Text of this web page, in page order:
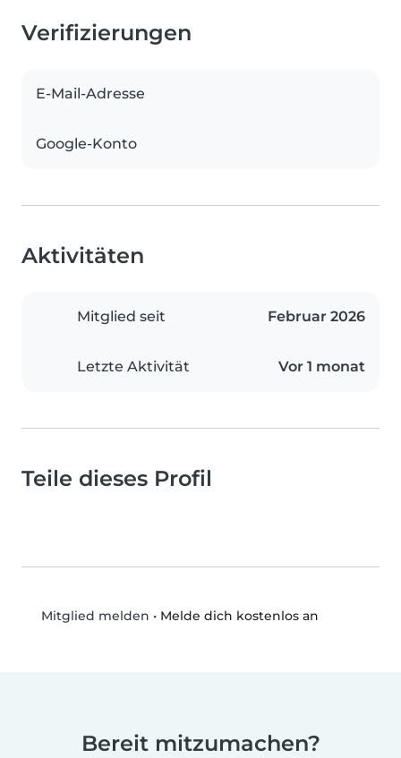
Verifizierungen
E-Mail-Adresse
Google-Konto
Aktivitäten
Mitglied seit Februar 2026
Letzte Aktivität Vor 1 monat
Teile dieses Profil
Mitglied melden • Melde dich kostenlos an
Bereit mitzumachen?